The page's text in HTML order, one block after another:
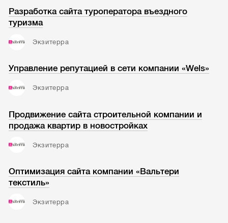
Разработка сайта туроператора въездного
туризма
Экзитерра
Управление репутацией в сети компании «Wels»
Экзитерра
Продвижение сайта строительной компании и
продажа квартир в новостройках
Экзитерра
Оптимизация cайта компании «Вальтери
текстиль»
Экзитерра